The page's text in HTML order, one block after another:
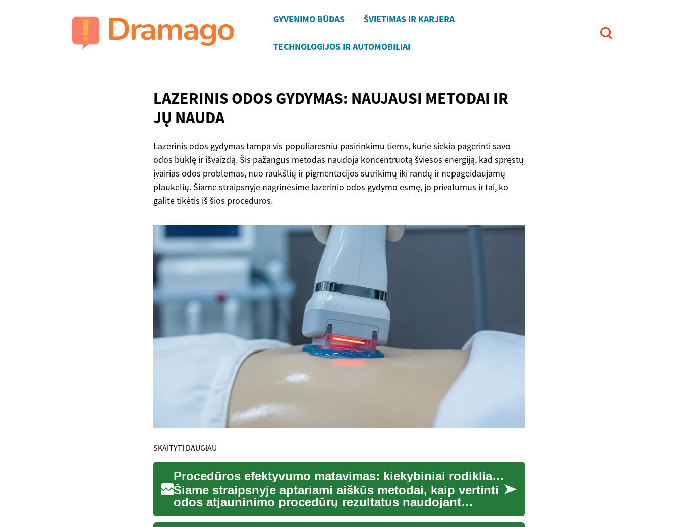
GYVENIMO BŪDAS ŠVIETIMAS IR KARJERA
TECHNOLOGIJOS IR AUTOMOBILIAI
LAZERINIS ODOS GYDYMAS: NAUJAUSI METODAI IR
JŲ NAUDA
Lazerinis odos gydymas tampa vis populiaresniu pasirinkimu tiems, kurie siekia pagerinti savo
odos būklę ir išvaizdą. Šis pažangus metodas naudoja koncentruotą šviesos energiją, kad spręstų
įvairias odos problemas, nuo raukšlių ir pigmentacijos sutrikimų iki randų ir nepageidaujamų
plaukelių. Šiame straipsnyje nagrinėsime lazerinio odos gydymo esmę, jo privalumus ir tai, ko
galite tikėtis iš šios procedūros.
SKAITYTI DAUGIAU
Procedūros efektyvumo matavimas: kiekybiniai rodikliai ir fotografija
Šiame straipsnyje aptariami aiškūs metodai, kaip vertinti
odos atjauninimo procedūrų rezultatus naudojant
kiekybinius...